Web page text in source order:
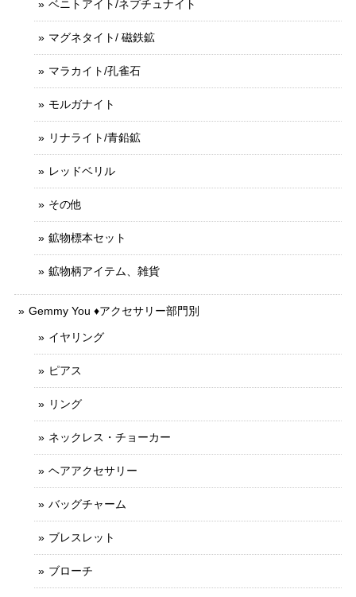
ベニトアイト/ネプチュナイト
マグネタイト/ 磁鉄鉱
マラカイト/孔雀石
モルガナイト
リナライト/青鉛鉱
レッドベリル
その他
鉱物標本セット
鉱物柄アイテム、雑貨
Gemmy You ♦︎アクセサリー部門別
イヤリング
ピアス
リング
ネックレス・チョーカー
ヘアアクセサリー
バッグチャーム
ブレスレット
ブローチ